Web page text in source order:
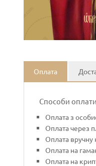
Оплата
Способи оплати
Оплата з
Оплата через
Оплата вручну
Оплата на
Оплата на